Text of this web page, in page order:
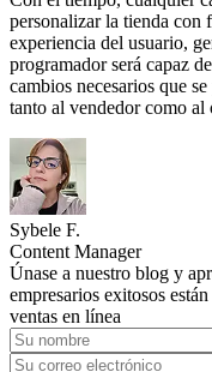
personalizar la tienda con
experiencia del usuario,
programador será capaz
cambios necesarios que
tanto al vendedor como al
Sybele F.
Content Manager
Únase a nuestro blog y
empresarios exitosos
ventas en línea